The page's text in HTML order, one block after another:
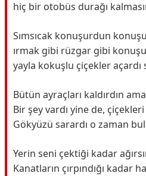
hiç bir otobüs durağı
Sımsıcak konuşurdun
ırmak gibi rüzgar gibi
yayla kokuşlu çiçekler açardı
Bütün ayraçları kaldırdın
Bir şey vardı yine de,
Gökyüzü sarardı o zaman
Yerin seni çektiği kadar
Kanatların çırpındığı kadar